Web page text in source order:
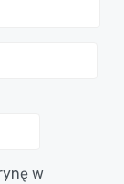
w